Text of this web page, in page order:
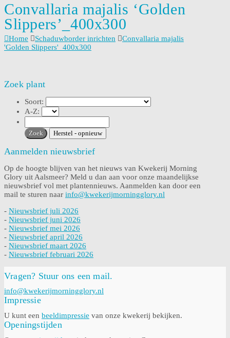
Convallaria majalis ‘Golden
Slippers’_400x300
Home Schaduwborder inrichten
Convallaria majalis
'Golden Slippers'_400x300
Zoek plant
Soort:
A-Z:
Aanmelden nieuwsbrief
Op de hoogte blijven van het nieuws van Kwekerij Morning
Glory uit Aalsmeer? Meld u dan aan voor onze maandelijkse
nieuwsbrief vol met plantennieuws. Aanmelden kan door een
mail te sturen naar info@kwekerijmorningglory.nl
- Nieuwsbrief juli 2026
- Nieuwsbrief juni 2026
- Nieuwsbrief mei 2026
- Nieuwsbrief april 2026
- Nieuwsbrief maart 2026
- Nieuwsbrief februari 2026
Vragen? Stuur ons een mail.
info@kwekerijmorningglory.nl
Impressie
U kunt een beeldimpressie van onze kwekerij bekijken.
Openingstijden